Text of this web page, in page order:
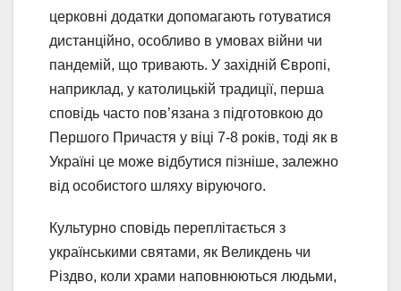
церковні додатки допомагають готуватися
дистанційно, особливо в умовах війни чи
пандемій, що тривають. У західній Європі,
наприклад, у католицькій традиції, перша
сповідь часто пов’язана з підготовкою до
Першого Причастя у віці 7-8 років, тоді як в
Україні це може відбутися пізніше, залежно
від особистого шляху віруючого.
Культурно сповідь переплітається з
українськими святами, як Великдень чи
Різдво, коли храми наповнюються людьми,